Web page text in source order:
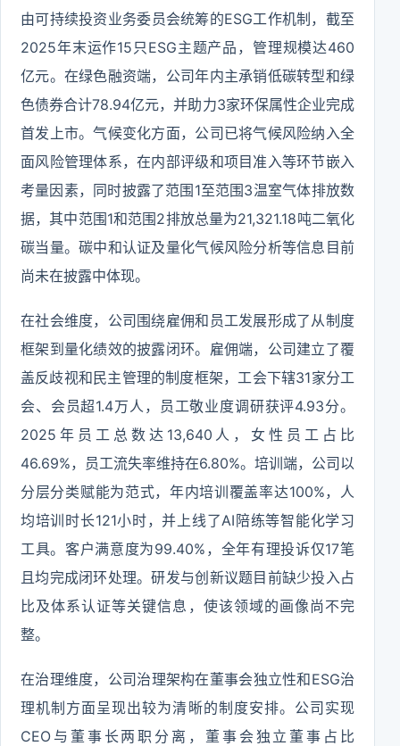
由可持续投资业务委员会统筹的ESG工作机制，截至
2025年末运作15只ESG主题产品，管理规模达460
亿元。在绿色融资端，公司年内主承销低碳转型和绿
色债券合计78.94亿元，并助力3家环保属性企业完成
首发上市。气候变化方面，公司已将气候风险纳入全
面风险管理体系，在内部评级和项目准入等环节嵌入
考量因素，同时披露了范围1至范围3温室气体排放数
据，其中范围1和范围2排放总量为21,321.18吨二氧化
碳当量。碳中和认证及量化气候风险分析等信息目前
尚未在披露中体现。
在社会维度，公司围绕雇佣和员工发展形成了从制度
框架到量化绩效的披露闭环。雇佣端，公司建立了覆
盖反歧视和民主管理的制度框架，工会下辖31家分工
会、会员超1.4万人，员工敬业度调研获评4.93分。
2025年员工总数达13,640人，女性员工占比
46.69%，员工流失率维持在6.80%。培训端，公司以
分层分类赋能为范式，年内培训覆盖率达100%，人
均培训时长121小时，并上线了AI陪练等智能化学习
工具。客户满意度为99.40%，全年有理投诉仅17笔
且均完成闭环处理。研发与创新议题目前缺少投入占
比及体系认证等关键信息，使该领域的画像尚不完
整。
在治理维度，公司治理架构在董事会独立性和ESG治
理机制方面呈现出较为清晰的制度安排。公司实现
CEO与董事长两职分离，董事会独立董事占比